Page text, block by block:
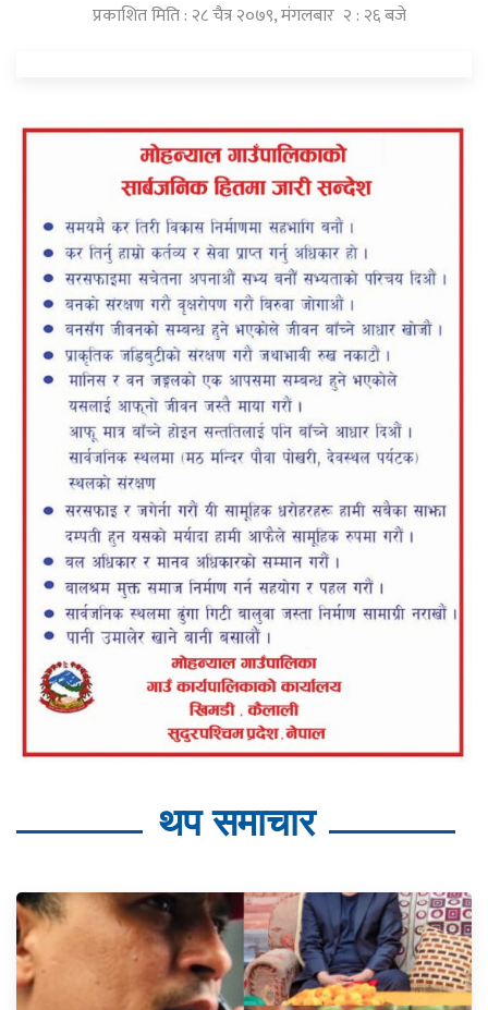
प्रकाशित मिति : २८ चैत्र २०७९, मंगलबार २ : २६ बजे
थप समाचार